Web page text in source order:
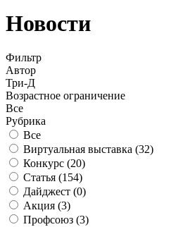
Новости
Фильтр
Автор
Три-Д
Возрастное ограничение
Все
Рубрика
Все
Виртуальная выставка (32)
Конкурс (20)
Статья (154)
Дайджест (0)
Акция (3)
Профсоюз (3)